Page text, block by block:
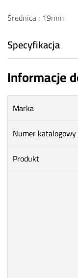
Średnica : 19mm
Specyfikacja
Informacje
Marka
Numer katalogowy
Produkt